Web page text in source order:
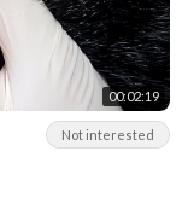
00:02:19
Not interested